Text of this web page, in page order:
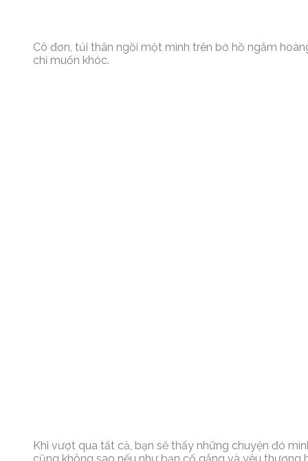
Cô đơn, tủi thân ngồi một mình trên bờ hồ ngắm
chỉ muốn khóc.
Khi vượt qua tất cả, bạn sẽ thấy những chuyện đó
cũng không sao nếu như bạn cố gắng và yêu thương